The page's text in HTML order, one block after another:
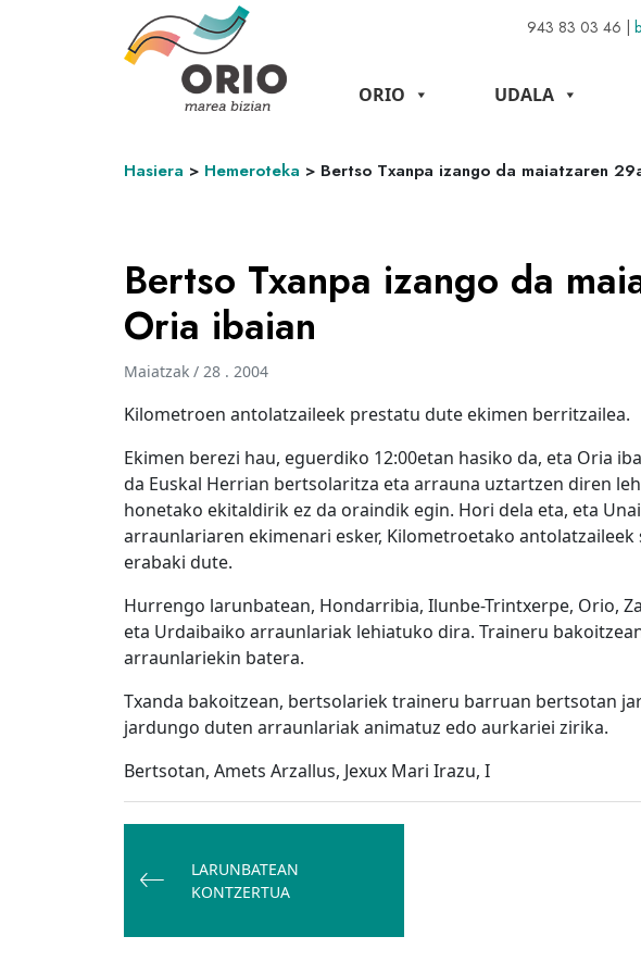
943 83 03 46 |
ORIO UDALA
Hasiera > Hemeroteka > Bertso Txanpa izango da maiatzaren
Bertso Txanpa izango da
Oria ibaian
Maiatzak / 28 . 2004
Kilometroen antolatzaileek prestatu dute ekimen berritzailea.
Ekimen berezi hau, eguerdiko 12:00etan hasiko da, eta Oria
da Euskal Herrian bertsolaritza eta arrauna uztartzen diren
honetako ekitaldirik ez da oraindik egin. Hori dela eta, eta
arraunlariaren ekimenari esker, Kilometroetako
erabaki dute.
Hurrengo larunbatean, Hondarribia, Ilunbe-Trintxerpe, Orio,
eta Urdaibaiko arraunlariak lehiatuko dira. Traineru
arraunlariekin batera.
Txanda bakoitzean, bertsolariek traineru barruan bertsotan
jardungo duten arraunlariak animatuz edo aurkariei zirika.
Bertsotan, Amets Arzallus, Jexux Mari Irazu, I
Bidalketetan
zehar
nabigatu
LARUNBATEAN
KONTZERTUA